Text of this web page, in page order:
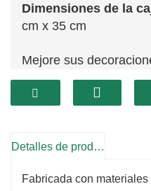
Dimensiones de la
cm x 35 cm
Mejore sus
encantadora
Esta impresionante
vibrante,
Perfecta para colocar
Detalles de producto
Fabricada con